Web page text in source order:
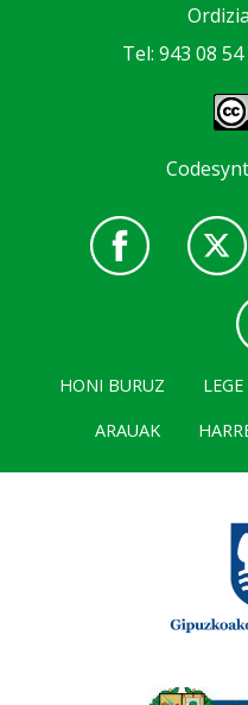
Tel: 943 08 54
HONI BURUZ
ARAUAK